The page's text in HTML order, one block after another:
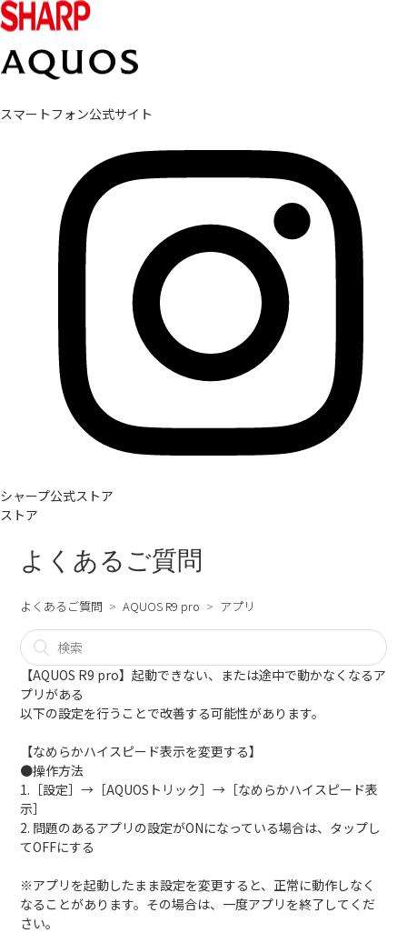
スマートフォン公式サイト
シャープ公式ストア
ストア
よくあるご質問
よくあるご質問 AQUOS R9 pro アプリ
【AQUOS R9 pro】起動できない、または途中で動かなくなるア
プリがある
以下の設定を行うことで改善する可能性があります。
【なめらかハイスピード表示を変更する】
●操作方法
1.［設定］→［AQUOSトリック］→［なめらかハイスピード表
示］
2. 問題のあるアプリの設定がONになっている場合は、タップし
てOFFにする
※アプリを起動したまま設定を変更すると、正常に動作しなく
なることがあります。その場合は、一度アプリを終了してくだ
さい。